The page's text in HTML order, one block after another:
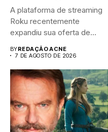
A plataforma de streaming
Roku recentemente
expandiu sua oferta de
BYREDAÇÃO ACNE
7 DE AGOSTO DE 2026